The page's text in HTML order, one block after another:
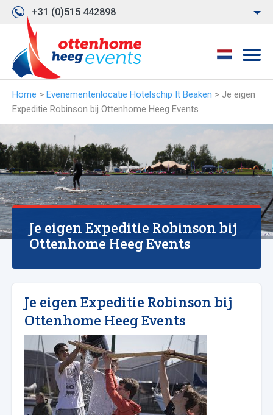
+31 (0)515 442898
Home > Evenementenlocatie Hotelschip It Beaken > Je eigen
Expeditie Robinson bij Ottenhome Heeg Events
Je eigen Expeditie Robinson bij
Ottenhome Heeg Events
Je eigen Expeditie Robinson bij
Ottenhome Heeg Events